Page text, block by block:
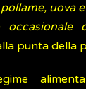
uova
occasionale
punta della